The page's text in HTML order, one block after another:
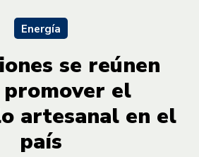
Energía
se reúnen
el
artesanal en el
país